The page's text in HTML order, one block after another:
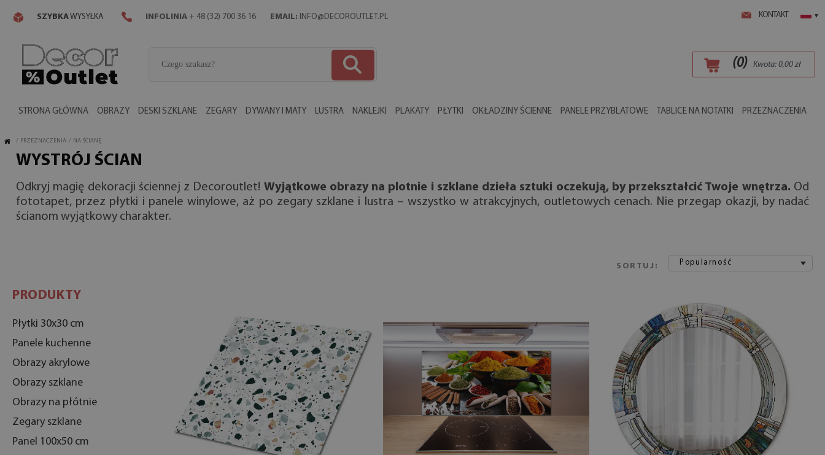
KONTAKT ▾
SZYBKAWYSYŁKA INFOLINIA + 48 (32) 700 36 16 EMAIL: INFO@DECOROUTLET.PL
(0) Kwota: 0,00zł
STRONA GŁÓWNA OBRAZY DESKI SZKLANE ZEGARY DYWANY I MATY LUSTRA NAKLEJKI PLAKATY PŁYTKI OKŁADZINY ŚCIENNE PANELE PRZYBLATOWE TABLICE NA NOTATKI PRZEZNACZENIA
/ PRZEZNACZENIA / NA ŚCIANĘ
WYSTRÓJ ŚCIAN
Odkryj magię dekoracji ściennej z Decoroutlet! Wyjątkowe obrazy na plotnie i szklane dzieła sztuki oczekują, by przekształcić Twoje wnętrza. Od
fototapet, przez płytki i panele winylowe, aż po zegary szklane i lustra – wszystko w atrakcyjnych, outletowych cenach. Nie przegap okazji, by nadać
ścianom wyjątkowy charakter.
PRODUKTY
Płytki 30x30 cm
Panele kuchenne
Obrazy akrylowe
Obrazy szklane
Obrazy na płótnie
Zegary szklane
Panel 100x50 cm
SORTUJ: Popularność